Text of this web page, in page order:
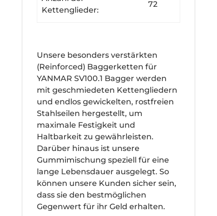
Kettenglieder:
72
Unsere besonders verstärkten
(Reinforced) Baggerketten für
YANMAR SV100.1 Bagger werden
mit geschmiedeten Kettengliedern
und endlos gewickelten, rostfreien
Stahlseilen hergestellt, um
maximale Festigkeit und
Haltbarkeit zu gewährleisten.
Darüber hinaus ist unsere
Gummimischung speziell für eine
lange Lebensdauer ausgelegt. So
können unsere Kunden sicher sein,
dass sie den bestmöglichen
Gegenwert für ihr Geld erhalten.